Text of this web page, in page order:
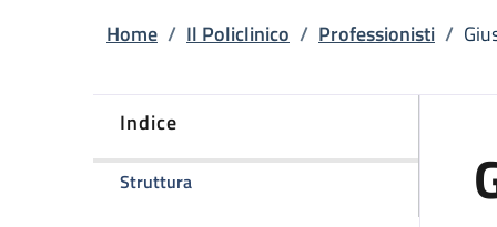
Briciole di pane
Home / Il Policlinico / Professionisti /
Indice
Strutturadella pagina Giuseppe Gallo